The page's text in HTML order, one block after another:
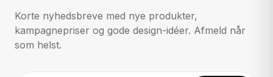
Korte nyhedsbreve med nye produkter,
kampagnepriser og gode design-idéer. Afmeld når
som helst.